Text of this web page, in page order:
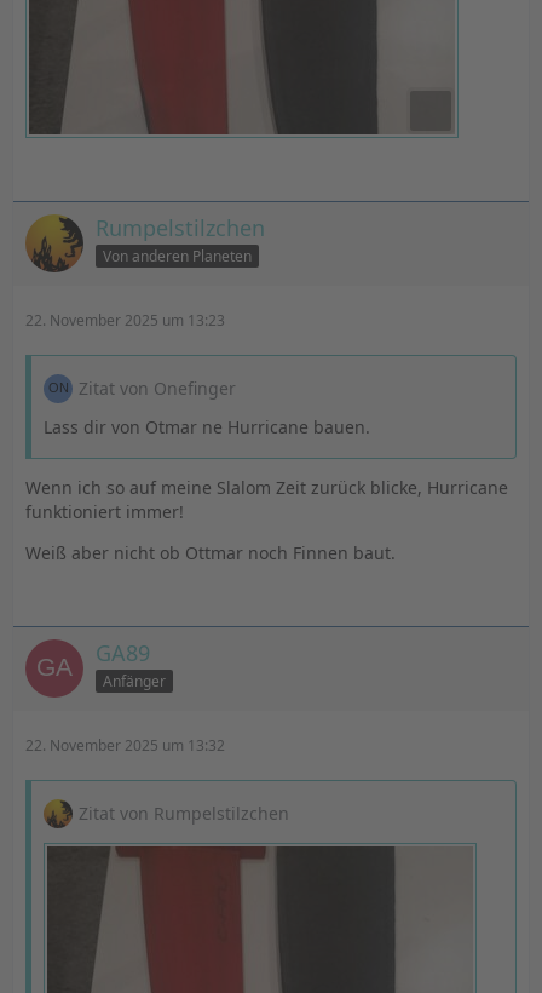
Rumpelstilzchen
Von anderen Planeten
22. November 2025 um 13:23
Zitat von Onefinger
Lass dir von Otmar ne Hurricane bauen.
Wenn ich so auf meine Slalom Zeit zurück blicke, Hurricane
funktioniert immer!
Weiß aber nicht ob Ottmar noch Finnen baut.
GA89
Anfänger
22. November 2025 um 13:32
Zitat von Rumpelstilzchen